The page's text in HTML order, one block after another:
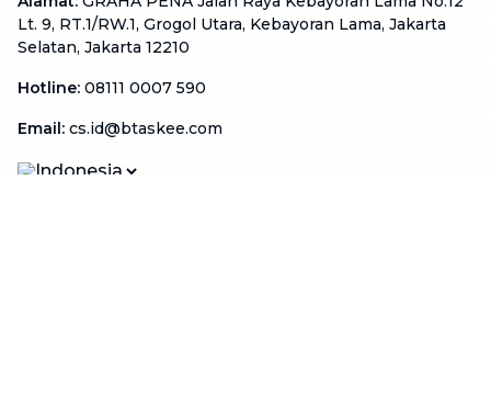
Lt. 9, RT.1/RW.1, Grogol Utara, Kebayoran Lama, Jakarta
Selatan, Jakarta 12210
Hotline: 08111 0007 590
Email: cs.id@btaskee.com
Indonesia